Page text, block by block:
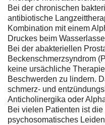
Bei der chronischen
antibiotische
Kombination mit einem
Druckes beim
Bei der abakteriellen
Beckenschmerzsyndrom
keine ursächliche
Beschwerden zu lindern.
schmerz- und
Anticholinergika oder
Bei vielen Patienten ist
psychosomatisches